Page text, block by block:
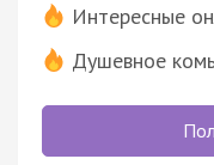
Интересные
Душевное